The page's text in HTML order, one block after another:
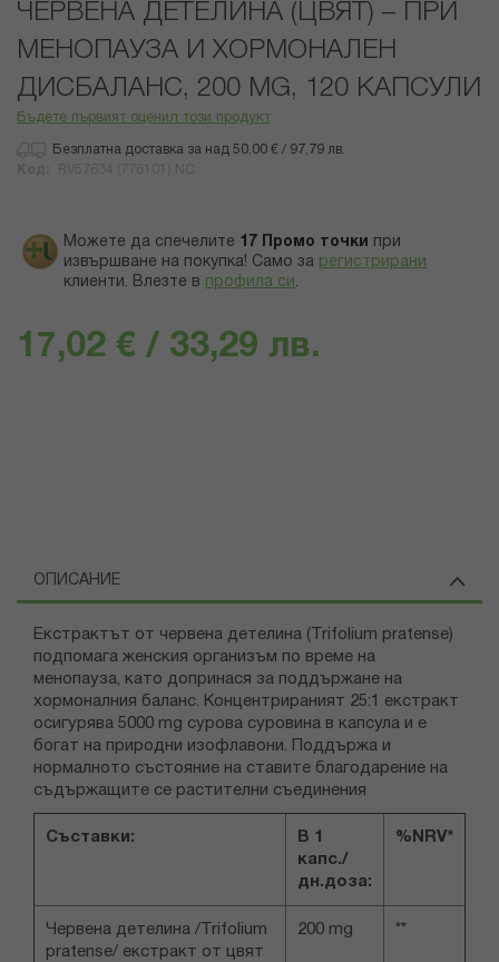
началото
галерия
със
снимки
ЧЕРВЕНА ДЕТЕЛИНА (ЦВЯТ) – ПРИ
МЕНОПАУЗА И ХОРМОНАЛЕН
ДИСБАЛАНС, 200 MG, 120 КАПСУЛИ
Бъдете първият оценил този продукт
Безплатна доставка за над 50.00 € / 97,79 лв.
Можете да спечелите 17 Промо точки
при
извършване на покупка! Само за регистрирани
клиенти. Влезте в профила си .
17,02 € / 33,29 лв.
ОПИСАНИЕ
Екстрактът от червена детелина (Trifolium pratense)
подпомага женския организъм по време на
менопауза, като допринася за поддържане на
хормоналния баланс. Концентрираният 25:1 екстракт
осигурява 5000 mg сурова суровина в капсула и е
богат на природни изофлавони. Поддържа и
нормалното състояние на ставите благодарение на
съдържащите се растителни съединения
Съставки:
В 1
капс./
дн.доза:
%NRV*
Червена детелина /Trifolium
pratense/ екстракт от цвят
200 mg **